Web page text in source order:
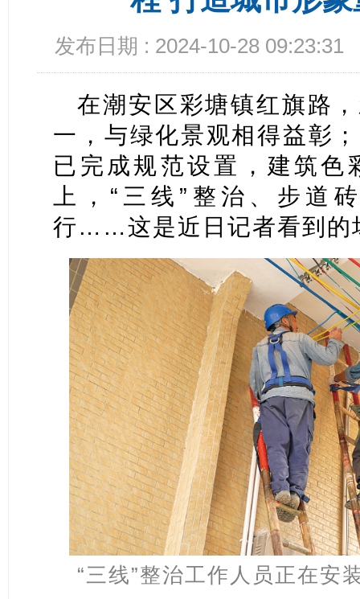
发布日期 : 2024-10-28 09:23:31
在潮安区彩塘镇红旗路
一，与绿化景观相得益彰
已完成规范设置，建筑色
上，“三线”整治、步道
行……这是近日记者看到的
“三线”整治工作人员正在安